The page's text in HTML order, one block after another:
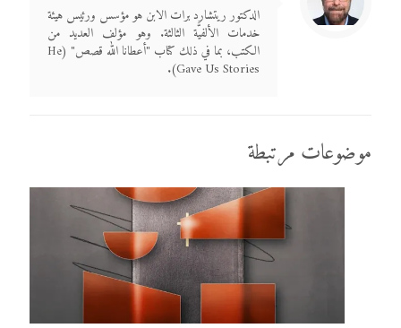
الدكتور ريتشارد برات الابن هو مؤسس ورئيس هيئة
خدمات الألفيَّة الثالثة. وهو مؤلف العديد من
الكتب، بما في ذلك كتاب "أعطانا الله قصص" (He
Gave Us Stories).
موضوعات مرتبطة